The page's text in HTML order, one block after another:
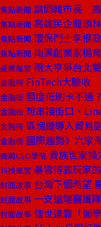
焦點新聞 請問韓市長 高
焦點新聞 高雄民企龍頭
焦點新聞 環保鬥士李根
焦點新聞 南漂創業家楊
產業風雲 兩大亨爭台北
金融街 FinTech大驗收
金融街 額度低刷卡不過
金融街 想串接街口、
金融街 區塊鏈導入貿易
金融街 國際趨勢》六家
商周CEO學院 貴族世家
科技風雲 暴雪得罪玩家
封面故事 台灣下個希望
封面故事 一支遠端醫護
封面故事 佳世達靠「偷